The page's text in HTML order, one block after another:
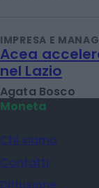
IMPRESA E
Acea
nel Lazio
Agata Bosco
Moneta
Chi siamo
Contatti